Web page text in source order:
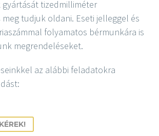
gyártását tizedmilliméter
tudjuk oldani. Eseti jelleggel és
folyamatos bérmunkára is
megrendeléseket.
az alábbi feladatokra